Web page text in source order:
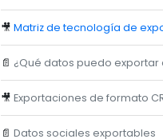
🎥Matriz de tecnología de
📄 ¿Qué datos puedo exportar
🎥Exportaciones de formato
📄Datos sociales exportables